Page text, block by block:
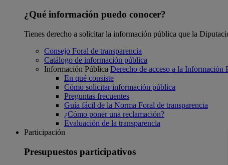
¿Qué información puedo conocer?
Tienes derecho a solicitar la información pública que la
Consejo Foral de transparencia
Catálogo de información pública
Información Pública Derecho de acceso a la Información
En qué consiste
Cómo solicitar información pública
Preguntas frecuentes
Guía fácil de la Norma Foral de transparencia
¿Cómo poner una reclamación?
Evaluación de la transparencia
Participación
Presupuestos participativos